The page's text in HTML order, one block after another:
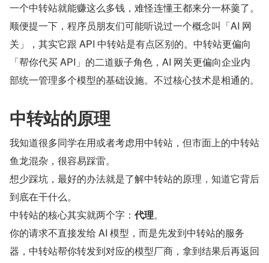
一个中转站就能赚这么多钱，难怪连懂王都来分一杯羹了。
顺便提一下，程序员朋友们可能听说过一个概念叫「AI 网
关」，其实它跟 API 中转站是有点区别的。中转站更偏向
「帮你代买 API」的二道贩子角色，AI 网关更偏向企业内
部统一管理多个模型的基础设施。不过核心技术是相通的。
中转站的原理
我知道很多同学在用或者考虑用中转站，但市面上的中转站
鱼龙混杂，很容易踩雷。
想少踩坑，最好的办法就是了解中转站的原理，知道它背后
到底在干什么。
中转站的核心其实就两个字： 代理。
你的请求不直接发给 AI 模型，而是先发到中转站的服务
器，中转站帮你转发到对应的模型厂商，拿到结果后再返回